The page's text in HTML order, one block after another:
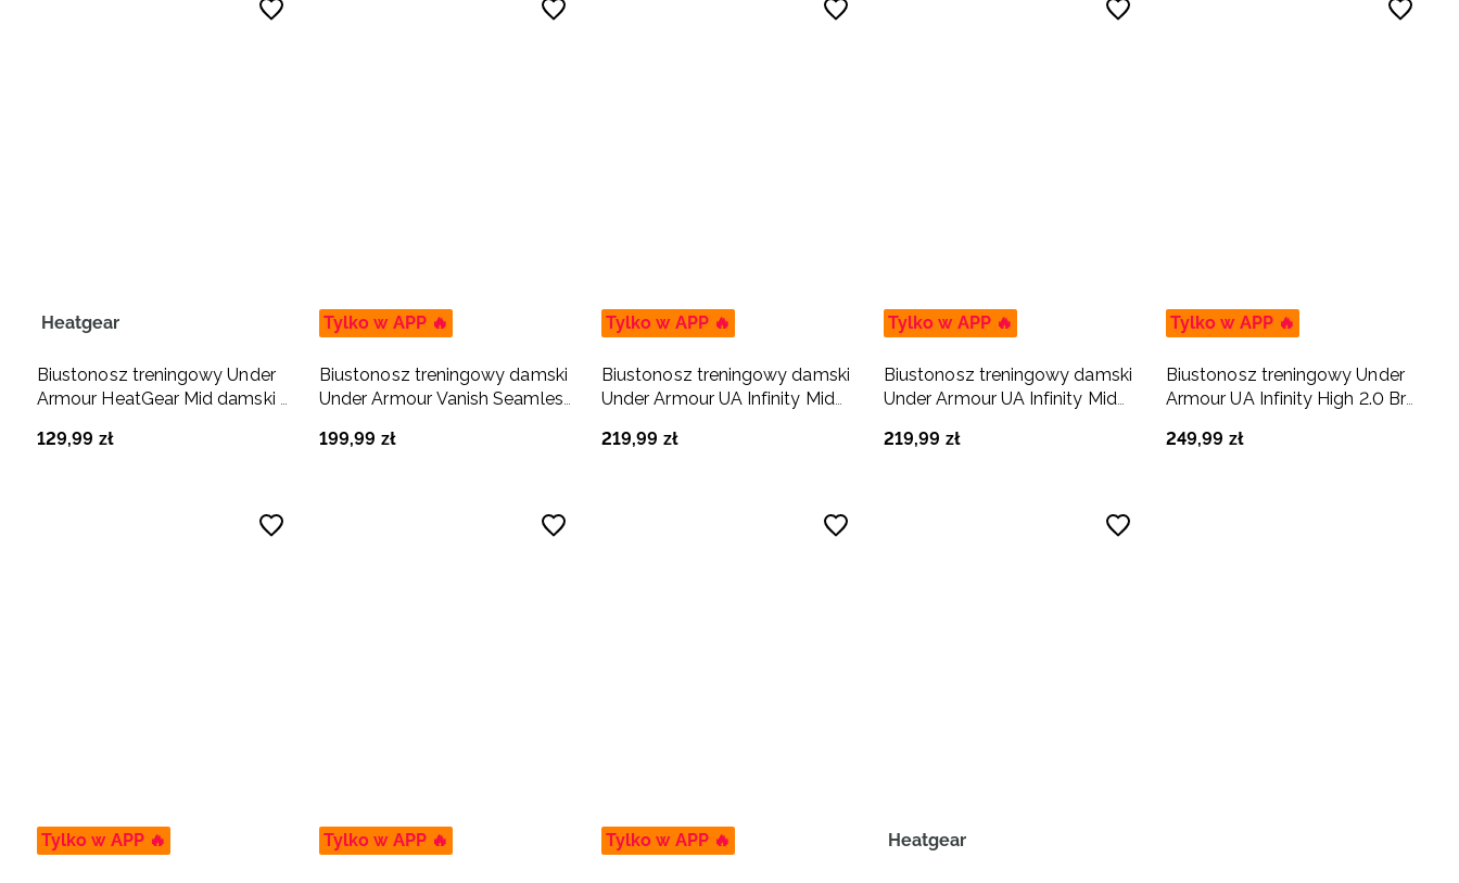
Heatgear
Biustonosz treningowy Under
Armour HeatGear Mid damski -
129,99 zł
Tylko w APP 🔥
Biustonosz treningowy damski
Under Armour Vanish Seamless
199,99 zł
Tylko w APP 🔥
Biustonosz treningowy damski
Under Armour UA Infinity Mid
219,99 zł
Tylko w APP 🔥
Biustonosz treningowy damski
Under Armour UA Infinity Mid
219,99 zł
Tylko w APP 🔥
Biustonosz treningowy Under
Armour UA Infinity High 2.0 Bra
249,99 zł
Tylko w APP 🔥 Tylko w APP 🔥 Tylko w APP 🔥 Heatgear